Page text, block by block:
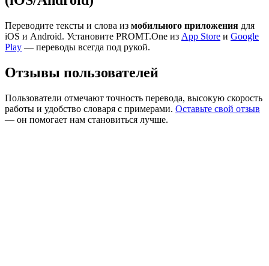
Переводите тексты и слова из мобильного приложения для
iOS и Android. Установите PROMT.One из App Store и Google
Play — переводы всегда под рукой.
Отзывы пользователей
Пользователи отмечают точность перевода, высокую скорость
работы и удобство словаря с примерами. Оставьте свой отзыв
— он помогает нам становиться лучше.